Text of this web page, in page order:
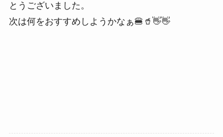
とうございました。
次は何をおすすめしようかなぁ🍔🥤👋👋